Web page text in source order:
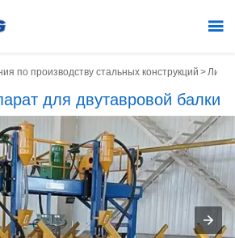

по производству стальных конструкций >
для двутавровой балки